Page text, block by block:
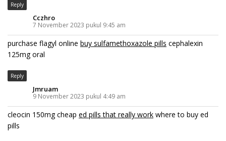
Reply
Cczhro
7 November 2023 pukul 9:45 am
purchase flagyl online buy sulfamethoxazole pills cephalexin
125mg oral
Reply
Jmruam
9 November 2023 pukul 4:49 am
cleocin 150mg cheap ed pills that really work where to buy ed
pills